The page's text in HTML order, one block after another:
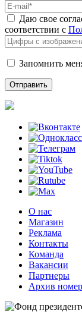
Даю свое
соответствии с
Запомнить
О нас
Магазин
Реклама
Контакты
Команда
Вакансии
Партнеры
Архив